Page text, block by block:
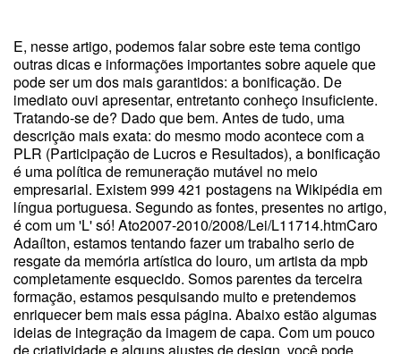
E, nesse artigo, podemos falar sobre este tema contigo
outras dicas e informações importantes sobre aquele que
pode ser um dos mais garantidos: a bonificação. De
imediato ouvi apresentar, entretanto conheço insuficiente.
Tratando-se de? Dado que bem. Antes de tudo, uma
descrição mais exata: do mesmo modo acontece com a
PLR (Participação de Lucros e Resultados), a bonificação
é uma política de remuneração mutável no meio
empresarial. Existem 999 421 postagens na Wikipédia em
língua portuguesa. Segundo as fontes, presentes no artigo,
é com um 'L' só! Ato2007-2010/2008/Lei/L11714.htmCaro
Adaílton, estamos tentando fazer um trabalho serio de
resgate da memória artística do louro, um artista da mpb
completamente esquecido. Somos parentes da terceira
formação, estamos pesquisando muito e pretendemos
enriquecer bem mais essa página. Abaixo estão algumas
ideias de integração da imagem de capa. Com um pouco